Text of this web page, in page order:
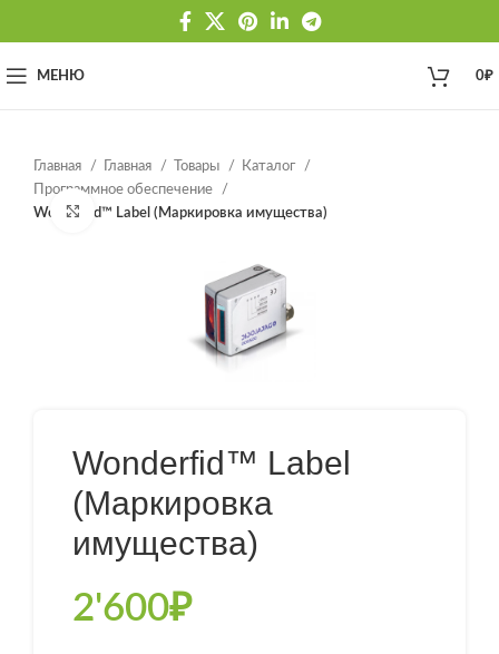
МЕНЮ 0₽
Главная Главная Товары
Каталог
Программное обеспечение
Wonderfid™ Label (Маркировка имущества)
Нажмите, чтобы увеличить
Wonderfid™ Label
(Маркировка
имущества)
2'600₽